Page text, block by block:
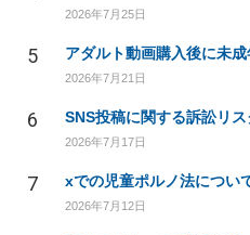
2026年7月25日
5 アダルト動画購入後に未
2026年7月21日
6 SNS投稿に関する訴訟リ
2026年7月17日
7 xでの児童ポルノ法につい
2026年7月12日